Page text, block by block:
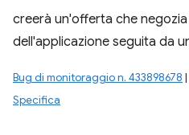
creerà un'offerta che negozia
dell'applicazione seguita da
Bug di monitoraggio n. 433898678 |
Specifica